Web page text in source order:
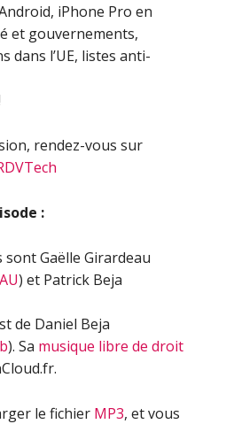
iPhone Pro en
et gouvernements,
dans l’UE, listes anti-
rendez-vous sur
:
Gaëlle Girardeau
) et Patrick Beja
de Daniel Beja
). Sa musique libre de droit
le fichier MP3, et vous